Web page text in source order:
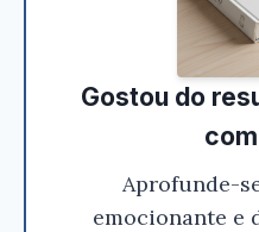
Gostou do
Aprofunde-
emocionante e
Ei,
Gostou do resumo?
que você tenha
antes
Da Cláusula